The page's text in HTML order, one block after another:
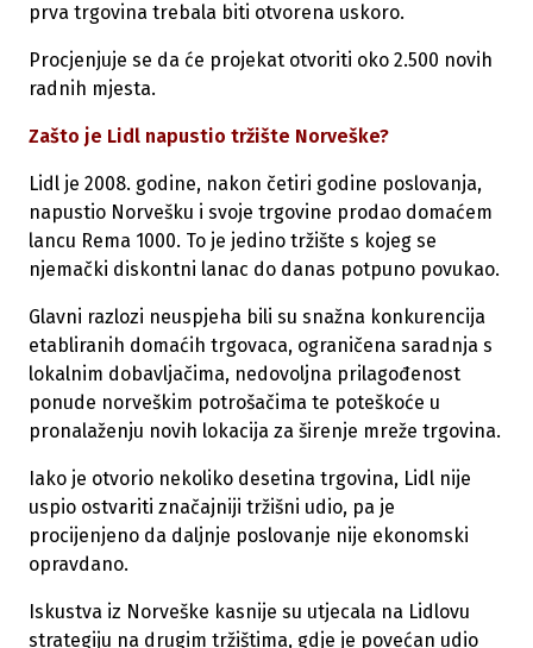
prva trgovina trebala biti otvorena uskoro.
Procjenjuje se da će projekat otvoriti oko 2.500 novih
radnih mjesta.
Zašto je Lidl napustio tržište Norveške?
Lidl je 2008. godine, nakon četiri godine poslovanja,
napustio Norvešku i svoje trgovine prodao domaćem
lancu Rema 1000. To je jedino tržište s kojeg se
njemački diskontni lanac do danas potpuno povukao.
Glavni razlozi neuspjeha bili su snažna konkurencija
etabliranih domaćih trgovaca, ograničena saradnja s
lokalnim dobavljačima, nedovoljna prilagođenost
ponude norveškim potrošačima te poteškoće u
pronalaženju novih lokacija za širenje mreže trgovina.
Iako je otvorio nekoliko desetina trgovina, Lidl nije
uspio ostvariti značajniji tržišni udio, pa je
procijenjeno da daljnje poslovanje nije ekonomski
opravdano.
Iskustva iz Norveške kasnije su utjecala na Lidlovu
strategiju na drugim tržištima, gdje je povećan udio